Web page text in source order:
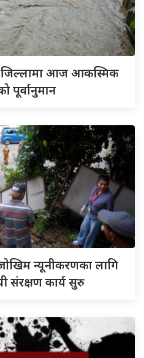
जिल्लामा आज आकस्मिक
पूर्वानुमान
जोखिम न्यूनीकरणका लागि
संरक्षण कार्य सुरु